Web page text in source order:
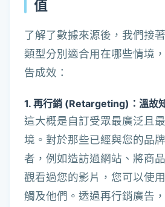
值
了解了數據來源後，我們接
類型分別適合用在哪些情境
告成效：
1. 再行銷 (Retargeting)：溫故
這大概是自訂受眾最廣泛且
境。對於那些已經與您的品
者，例如造訪過網站、將商
觀看過您的影片，您可以使
觸及他們。透過再行銷廣告